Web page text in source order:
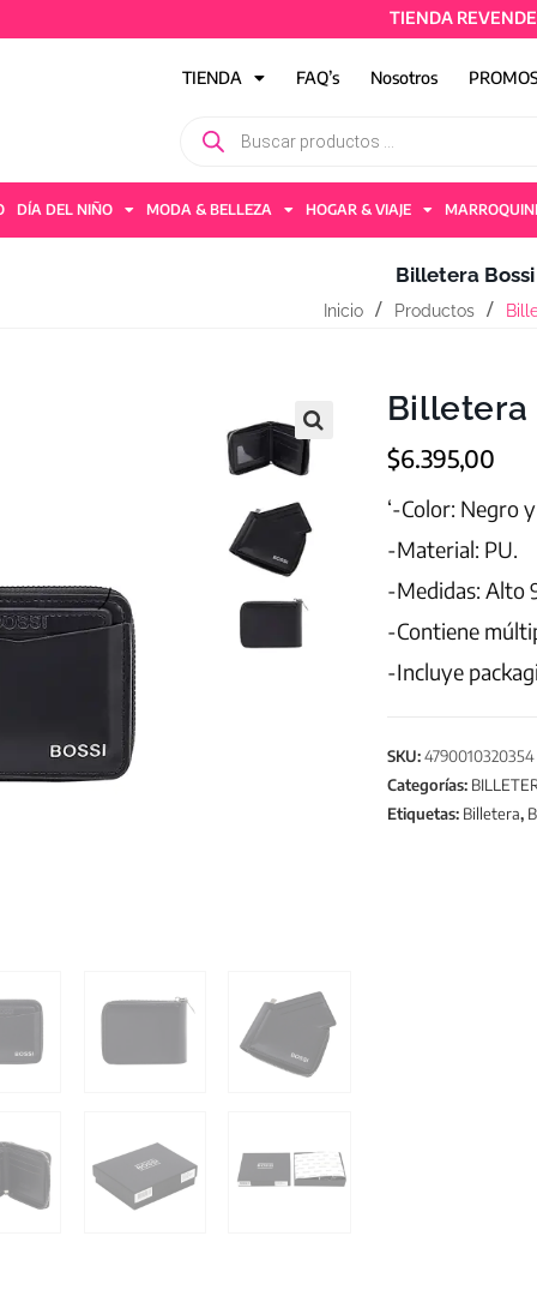
TIENDA
TIENDA FAQ’s Nosotros
DÍA DEL NIÑO MODA & BELLEZA HOGAR & VIAJE
Billetera Bossi
Inicio Productos
Billetera
$6.395,00
‘-Color: Negro
-Material: PU.
-Medidas: Alto
-Contiene
-Incluye
SKU:4790010320354
Categorías:
Etiquetas: Billetera,